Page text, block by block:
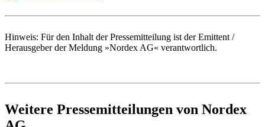
Hinweis: Für den Inhalt der Pressemitteilung ist der Emittent /
Herausgeber der Meldung »Nordex AG« verantwortlich.
Weitere Pressemitteilungen von Nordex